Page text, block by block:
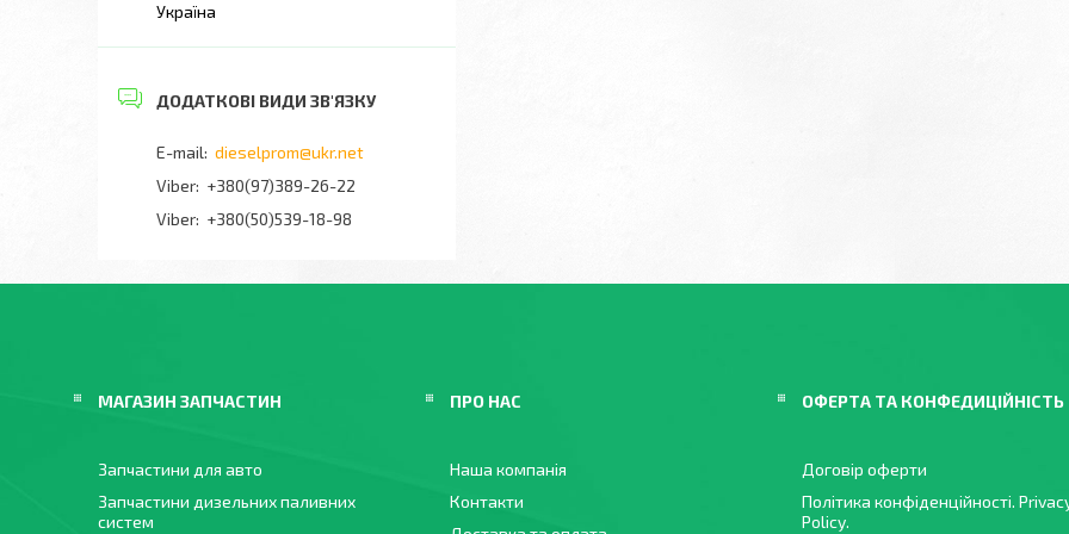
Україна
dieselprom@ukr.net
+380(97)389-26-22
Viber +380(50)539-18-98
МАГАЗИН ЗАПЧАСТИН
Запчастини для авто
Запчастини дизельних паливних
систем
ПРО НАС
Наша компанія
Контакти
ОФЕРТА ТА КОНФЕДИЦІЙНІСТЬ
Договір оферти
Політика конфіденційності.
Policy.